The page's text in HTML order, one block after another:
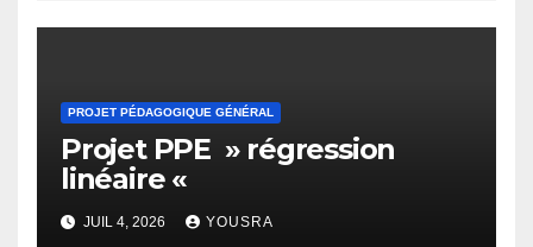
PROJET PÉDAGOGIQUE GÉNÉRAL
Projet PPE » régression
linéaire «
JUIL 4, 2026 YOUSRA